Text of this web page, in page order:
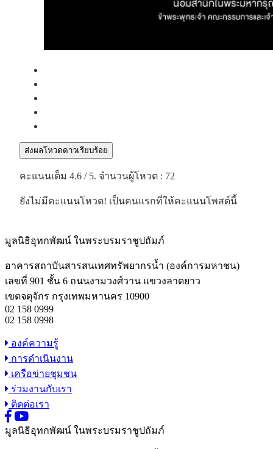
ส่งผลโหวดดาวเรียบร้อย
คะแนนเต็ม 4.6 / 5. จำนวนผู้โหวต : 72
ยังไม่มีคะแนนโหวต! เป็นคนแรกที่ให้คะแนนโพสต์นี้
มูลนิธิอุทกพัฒน์ ในพระบรมราชูปถัมภ์
อาคารสถาบันสารสนเทศทรัพยากรน้ำ (องค์การมหาชน)
เลขที่ 901 ชั้น 6 ถนนงามวงศ์วาน แขวงลาดยาว
เขตจตุจักร กรุงเทพมหานคร 10900
02 158 0999
02 158 0998
องค์ความรู้
การดำเนินงาน
เครือข่ายชุมชน
ร่วมงานกับเรา
ติดต่อเรา
มูลนิธิอุทกพัฒน์ ในพระบรมราชูปถัมภ์